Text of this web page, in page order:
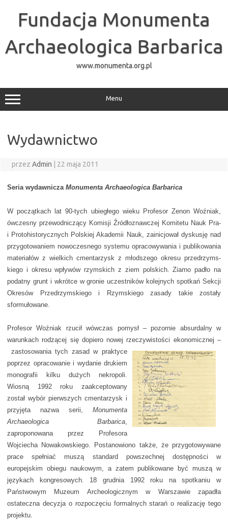
Fundacja Monumenta
Archaeologica Barbarica
www.monumenta.org.pl
Menu
Wydawnictwo
przez Admin 22 maja 2011
Seria wydawnicza Monumenta Archaeologica Barbarica
W początkach lat 90-tych ubiegłego wieku Profesor Zenon Woźniak,
ówczesny przewodniczący Komisji Źródłoznawczej Komitetu Nauk Pra-
i Protohistorycznych Polskiej Akademii Nauk, zainicjował dyskusję nad
przygotowaniem nowoczesnego systemu opraco­wy­wania i publikowania
materiałów z wielkich cmentarzysk z młodszego okresu przed­rzyms­
kiego i okresu wpływów rzymskich z ziem polskich. Ziarno padło na
podatny grunt i wkrótce w gronie uczestników kolejnych spotkań Sekcji
Okresów Przedrzymskiego i Rzymskiego za­sady takie zostały
sformułowane.
Profesor Woźniak rzucił wówczas pomysł – pozornie absurdalny w
warunkach rodzącej się dopiero nowej rzeczywistości ekonomicznej –
zastosowania tych zasad w praktyce
po­przez opracowanie i wydanie drukiem
monografii kilku dużych nekropoli.
Wiosną 1992 roku zaakceptowany
został wybór pierwszych cmentarzysk i
przyjęta nazwa serii, Monumenta
Archaeologica Barbarica,
zaproponowana przez Profesora
Wojciecha Nowakowskiego. Postanowiono także, że przygotowywane
prace spełniać muszą standard powszechnej dostępności w
europejskim obiegu naukowym, a zatem publikowane być muszą w
językach kongresowych. 18 grudnia 1992 roku na spotkaniu w
Państwowym Muzeum Archeo­logicznym w Warszawie zapadła
ostateczna decyzja o rozpoczęciu formalnych starań o realizację tego
projektu.